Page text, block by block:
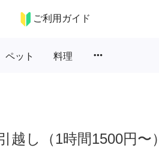
ご利用ガイド
ペット 料理 more_horiz
越し（1時間1500円〜）